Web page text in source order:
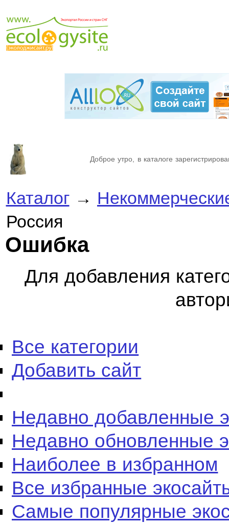
Доброе утро, в каталоге
Каталог→
Россия
Ошибка
Для добавления
Все категории
Добавить сайт
Недавно добавленные
Недавно обновленные
Наиболее в избранном
Все избранные
Самые популярные